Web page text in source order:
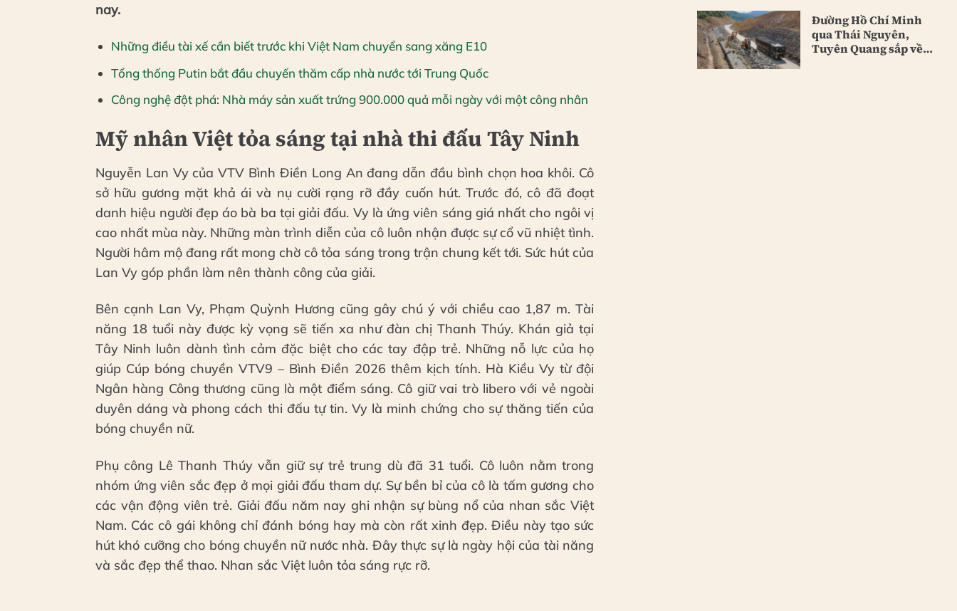
nay.
Những điều tài xế cần biết trước khi Việt Nam chuyển sang xăng E10
Tổng thống Putin bắt đầu chuyến thăm cấp nhà nước tới Trung Quốc
Công nghệ đột phá: Nhà máy sản xuất trứng 900.000 quả mỗi ngày với một công nhân
Mỹ nhân Việt tỏa sáng tại nhà thi đấu Tây Ninh
Nguyễn Lan Vy của VTV Bình Điền Long An đang dẫn đầu bình chọn hoa khôi. Cô
sở hữu gương mặt khả ái và nụ cười rạng rỡ đầy cuốn hút. Trước đó, cô đã đoạt
danh hiệu người đẹp áo bà ba tại giải đấu. Vy là ứng viên sáng giá nhất cho ngôi vị
cao nhất mùa này. Những màn trình diễn của cô luôn nhận được sự cổ vũ nhiệt tình.
Người hâm mộ đang rất mong chờ cô tỏa sáng trong trận chung kết tới. Sức hút của
Lan Vy góp phần làm nên thành công của giải.
Bên cạnh Lan Vy, Phạm Quỳnh Hương cũng gây chú ý với chiều cao 1,87 m. Tài
năng 18 tuổi này được kỳ vọng sẽ tiến xa như đàn chị Thanh Thúy. Khán giả tại
Tây Ninh luôn dành tình cảm đặc biệt cho các tay đập trẻ. Những nỗ lực của họ
giúp Cúp bóng chuyền VTV9 – Bình Điền 2026 thêm kịch tính. Hà Kiều Vy từ đội
Ngân hàng Công thương cũng là một điểm sáng. Cô giữ vai trò libero với vẻ ngoài
duyên dáng và phong cách thi đấu tự tin. Vy là minh chứng cho sự thăng tiến của
bóng chuyền nữ.
Phụ công Lê Thanh Thúy vẫn giữ sự trẻ trung dù đã 31 tuổi. Cô luôn nằm trong
nhóm ứng viên sắc đẹp ở mọi giải đấu tham dự. Sự bền bỉ của cô là tấm gương cho
các vận động viên trẻ. Giải đấu năm nay ghi nhận sự bùng nổ của nhan sắc Việt
Nam. Các cô gái không chỉ đánh bóng hay mà còn rất xinh đẹp. Điều này tạo sức
hút khó cưỡng cho bóng chuyền nữ nước nhà. Đây thực sự là ngày hội của tài năng
và sắc đẹp thể thao. Nhan sắc Việt luôn tỏa sáng rực rỡ.
Đường Hồ Chí Minh
qua Thái Nguyên,
Tuyên Quang sắp về